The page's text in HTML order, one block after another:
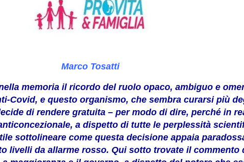
Marco Tosatti
memoria il ricordo del ruolo opaco, ambiguo e
Covid, e questo organismo, che sembra curarsi più
di rendere gratuita – per modo di dire, perché in
a dispetto di tutte le perplessità
sottolineare come questa decisione appaia
livelli da allarme rosso. Qui sotto trovate il commento